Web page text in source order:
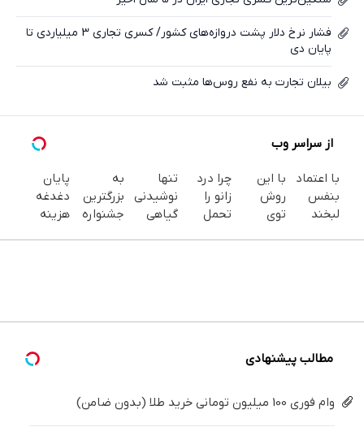
فشار نرخ دلار پشت دروازه‌های کشور/ کسری تجاری 3 میلیاردی تا
پایان دی
بیلان تجارت به نفع روس‌‌ها مثبت شد
از سراسر وب
با اعتماد
بنفس
لبخند
با این
روش
توی
چرا درد
زانو را
تحمل
کن
تنها
نوشیدنی
گیاهی
میبره
به
بزرگترین
جشنواره
پایان
دغدغه
هزینه
کننده
مطالب پیشنهادی
وام فوری 100 میلیون تومانی خرید طلا (بدون ضامن)